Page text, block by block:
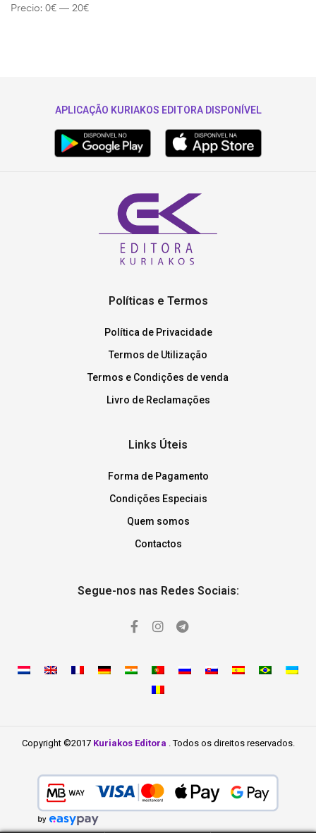
Precio: 0€ — 20€
APLICAÇÃO KURIAKOS EDITORA DISPONÍVEL
Políticas e Termos
Política de Privacidade
Termos de Utilização
Termos e Condições de venda
Livro de Reclamações
Links Úteis
Forma de Pagamento
Condições Especiais
Quem somos
Contactos
Segue-nos nas Redes Sociais:
Copyright ©2017 Kuriakos Editora . Todos os direitos reservados.